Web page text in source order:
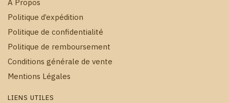
À Propos
Politique d’expédition
Politique de confidentialité
Politique de remboursement
Conditions générale de vente
Mentions Légales
LIENS UTILES